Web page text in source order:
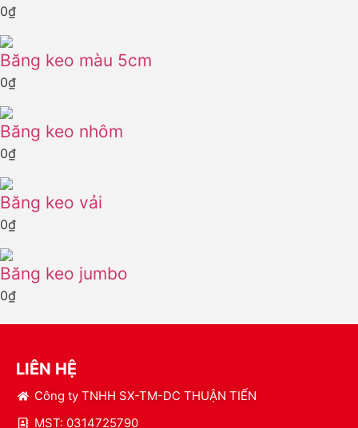
0₫
Băng keo màu 5cm
0₫
Băng keo nhôm
0₫
Băng keo vải
0₫
Băng keo jumbo
0₫
LIÊN HỆ
Công ty TNHH SX-TM-DC THUẬN TIẾN
MST: 0314725790